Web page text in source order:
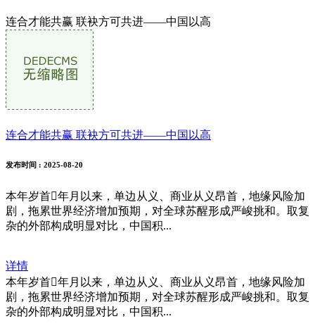
连合才能共赢 联袂方可共进——中国以高
连合才能共赢 联袂方可共进——中国以高
发布时间 : 2025-08-20
本年岁首年月以来，单边从义、商业从义昂首，地缘风险加
剧，拖累世界经济增加预期，对全球苏醒形成严峻挑和。取复
杂的外部构成明显对比，中国积...
详情
本年岁首年月以来，单边从义、商业从义昂首，地缘风险加
剧，拖累世界经济增加预期，对全球苏醒形成严峻挑和。取复
杂的外部构成明显对比，中国积...